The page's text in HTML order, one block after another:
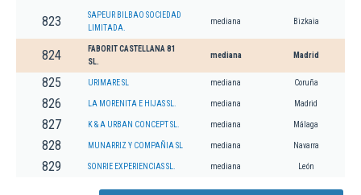
823
SAPEUR BILBAO SOCIEDAD
LIMITADA.
mediana Bizkaia
824
FABORIT CASTELLANA 81
SL.
mediana Madrid
825 URIMARE SL mediana Coruña
826 LA MORENITA E HIJAS SL. mediana Madrid
827 K & A URBAN CONCEPT SL. mediana Málaga
828 MUNARRIZ Y COMPAÑIA SL mediana Navarra
829 SONRIE EXPERIENCIAS SL. mediana León